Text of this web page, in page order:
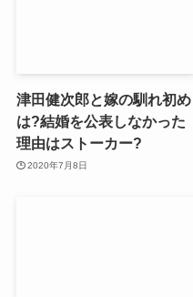
津田健次郎と嫁の馴れ初め
は?結婚を公表しなかった
理由はストーカー?
2020年7月8日